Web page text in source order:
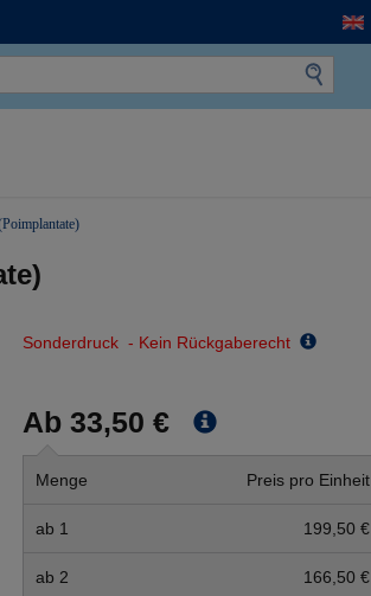
Sonderdruck - Kein Rückgaberecht
Ab 33,50 €
Menge Preis pro Einheit
ab 1 199,50 €
ab 2 166,50 €